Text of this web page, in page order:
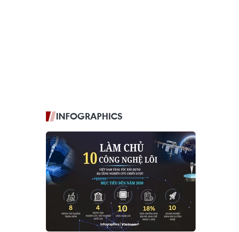
INFOGRAPHICS